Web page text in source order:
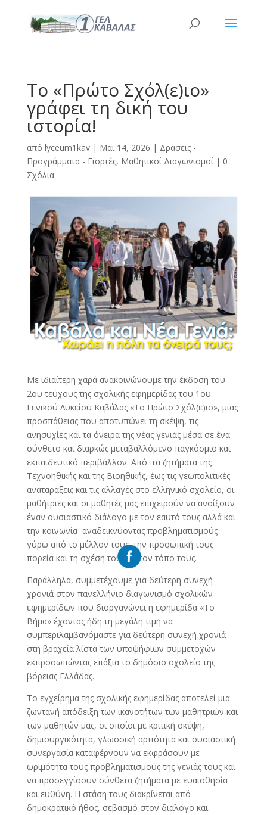
Το «Πρώτο Σχόλ(ε)ιο»
γράφει τη δική του
ιστορία!
από lyceum1kav| Μάι 14, 2026 | Δράσεις -
Προγράμματα - Γιορτές, Μαθητικοί Διαγωνισμοί| 0
Σχόλια
Με ιδιαίτερη χαρά ανακοινώνουμε την έκδοση του
2ου τεύχους της σχολικής εφημερίδας του 1ου
Γενικού Λυκείου Καβάλας «Το Πρώτο Σχόλ(ε)ιο», μιας
προσπάθειας που αποτυπώνει τη σκέψη, τις
ανησυχίες και τα όνειρα της νέας γενιάς μέσα σε ένα
σύνθετο και διαρκώς μεταβαλλόμενο παγκόσμιο και
εκπαιδευτικό περιβάλλον. Από τα ζητήματα της
Τεχνοηθικής και της Βιοηθικής, έως τις γεωπολιτικές
αναταράξεις και τις αλλαγές στο ελληνικό σχολείο, οι
μαθήτριες και οι μαθητές μας επιχειρούν να ανοίξουν
έναν ουσιαστικό διάλογο με τον εαυτό τους αλλά και
την κοινωνία αναδεικνύοντας προβληματισμούς
γύρω από το μέλλον τους, την προσωπική τους
πορεία και τη σχέση τους με τον τόπο τους.
Παράλληλα, συμμετέχουμε για δεύτερη συνεχή
χρονιά στον πανελλήνιο διαγωνισμό σχολικών
εφημερίδων που διοργανώνει η εφημερίδα «Το
Βήμα» έχοντας ήδη τη μεγάλη τιμή να
συμπεριλαμβανόμαστε για δεύτερη συνεχή χρονιά
στη βραχεία λίστα των υποψήφιων συμμετοχών
εκπροσωπώντας επάξια το δημόσιο σχολείο της
βόρειας Ελλάδας.
Το εγχείρημα της σχολικής εφημερίδας αποτελεί μια
ζωντανή απόδειξη των ικανοτήτων των μαθητριών και
των μαθητών μας, οι οποίοι με κριτική σκέψη,
δημιουργικότητα, γλωσσική αρτιότητα και ουσιαστική
συνεργασία καταφέρνουν να εκφράσουν με
ωριμότητα τους προβληματισμούς της γενιάς τους και
να προσεγγίσουν σύνθετα ζητήματα με ευαισθησία
και ευθύνη. Η στάση τους διακρίνεται από
δημοκρατικό ήθος, σεβασμό στον διάλογο και